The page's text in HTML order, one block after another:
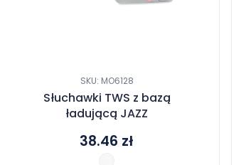
SKU: MO6128
Słuchawki TWS z bazą
ładującą JAZZ
38.46 zł